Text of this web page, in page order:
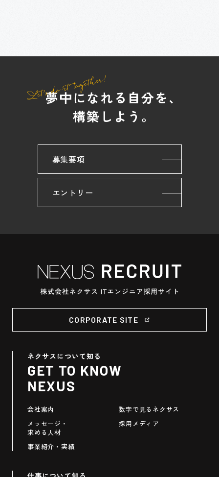
夢中になれる自分を、
構築しよう。
募集要項
エントリー
CORPORATE SITE
ネクサスについて知る
GET TO KNOW
NEXUS
会社案内
メッセージ・
求める人材
事業紹介・実績
数字で見るネクサス
採用メディア